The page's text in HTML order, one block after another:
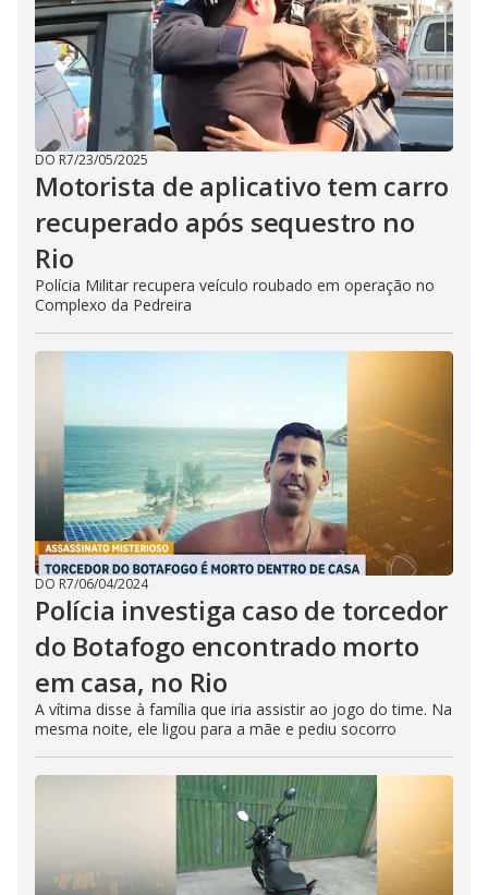
DO R7/23/05/2025
Motorista de aplicativo tem carro
recuperado após sequestro no
Rio
Polícia Militar recupera veículo roubado em operação no
Complexo da Pedreira
DO R7/06/04/2024
Polícia investiga caso de torcedor
do Botafogo encontrado morto
em casa, no Rio
A vítima disse à família que iria assistir ao jogo do time. Na
mesma noite, ele ligou para a mãe e pediu socorro